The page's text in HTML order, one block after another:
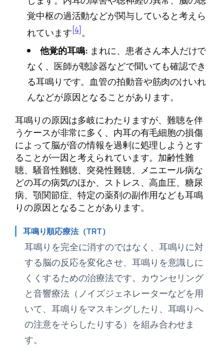
覚中枢の過活動などが関与していると考えら
れています[4]。
他覚的耳鳴: まれに、患者さん本人だけで
なく、医師が聴診器などで聞いても確認でき
る耳鳴りです。血管の拍動音や筋肉のけいれ
んなどが原因となることがあります。
耳鳴りの原因は多岐にわたりますが、難聴を伴
うケースが非常に多く、内耳の有毛細胞の損傷
によって脳が音の情報を過剰に処理しようとす
ることが一因と考えられています。加齢性難
聴、騒音性難聴、突発性難聴、メニエール病な
どの耳の病気のほか、ストレス、高血圧、糖尿
病、顎関節症、特定の薬剤の副作用なども耳鳴
りの原因となることがあります。
耳鳴り順応療法（TRT）
耳鳴りを完全に消すのではなく、耳鳴りに対
する脳の反応を変化させ、耳鳴りを意識しに
くくするための治療法です。カウンセリング
と音響療法（ノイズジェネレーターなどを用
いて、耳鳴りをマスキングしたり、耳鳴りへ
の注意をそらしたりする）を組み合わせま
す。